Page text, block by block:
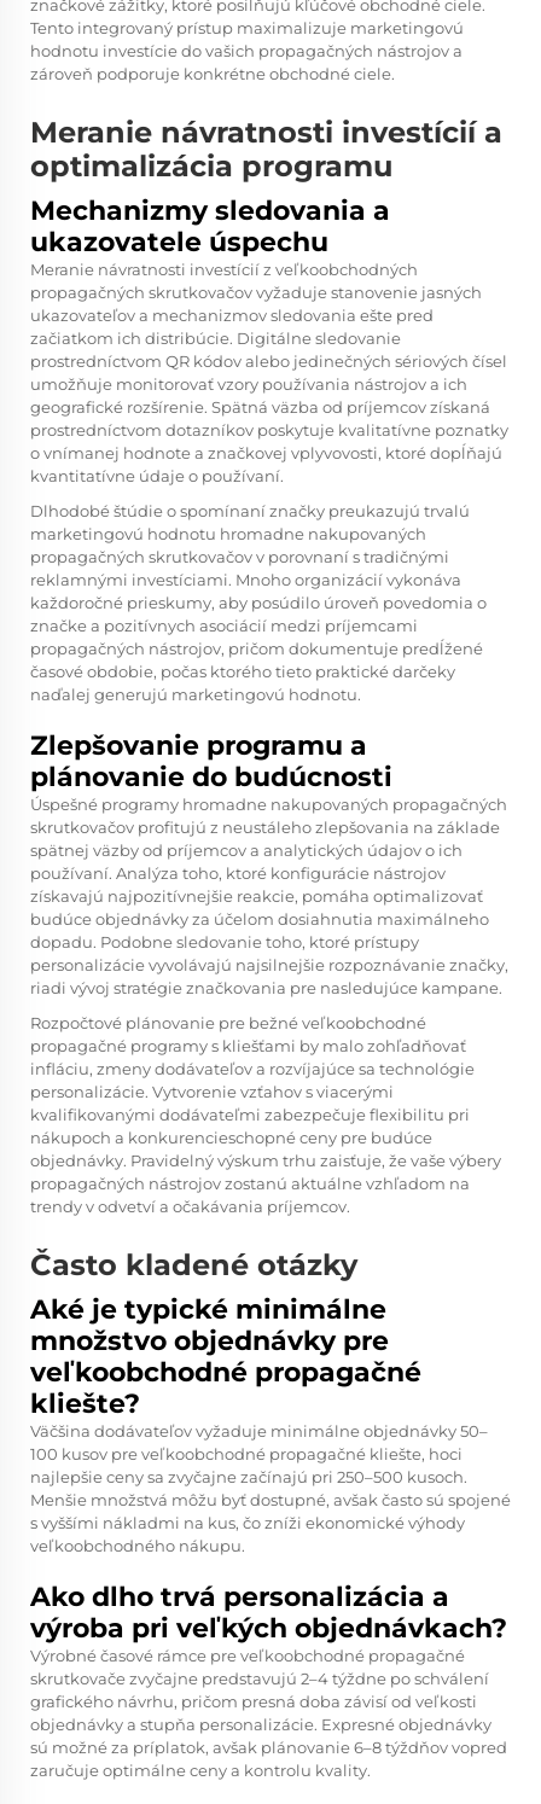
značkové zážitky, ktoré posilňujú kľúčové obchodné ciele.
Tento integrovaný prístup maximalizuje marketingovú
hodnotu investície do vašich propagačných nástrojov a
zároveň podporuje konkrétne obchodné ciele.
Meranie návratnosti investícií a
optimalizácia programu
Mechanizmy sledovania a
ukazovatele úspechu
Meranie návratnosti investícií z veľkoobchodných
propagačných skrutkovačov vyžaduje stanovenie jasných
ukazovateľov a mechanizmov sledovania ešte pred
začiatkom ich distribúcie. Digitálne sledovanie
prostredníctvom QR kódov alebo jedinečných sériových čísel
umožňuje monitorovať vzory používania nástrojov a ich
geografické rozšírenie. Spätná väzba od príjemcov získaná
prostredníctvom dotazníkov poskytuje kvalitatívne poznatky
o vnímanej hodnote a značkovej vplyvovosti, ktoré dopĺňajú
kvantitatívne údaje o používaní.
Dlhodobé štúdie o spomínaní značky preukazujú trvalú
marketingovú hodnotu hromadne nakupovaných
propagačných skrutkovačov v porovnaní s tradičnými
reklamnými investíciami. Mnoho organizácií vykonáva
každoročné prieskumy, aby posúdilo úroveň povedomia o
značke a pozitívnych asociácií medzi príjemcami
propagačných nástrojov, pričom dokumentuje predĺžené
časové obdobie, počas ktorého tieto praktické darčeky
naďalej generujú marketingovú hodnotu.
Zlepšovanie programu a
plánovanie do budúcnosti
Úspešné programy hromadne nakupovaných propagačných
skrutkovačov profitujú z neustáleho zlepšovania na základe
spätnej väzby od príjemcov a analytických údajov o ich
používaní. Analýza toho, ktoré konfigurácie nástrojov
získavajú najpozitívnejšie reakcie, pomáha optimalizovať
budúce objednávky za účelom dosiahnutia maximálneho
dopadu. Podobne sledovanie toho, ktoré prístupy
personalizácie vyvolávajú najsilnejšie rozpoznávanie značky,
riadi vývoj stratégie značkovania pre nasledujúce kampane.
Rozpočtové plánovanie pre bežné veľkoobchodné
propagačné programy s kliešťami by malo zohľadňovať
infláciu, zmeny dodávateľov a rozvíjajúce sa technológie
personalizácie. Vytvorenie vzťahov s viacerými
kvalifikovanými dodávateľmi zabezpečuje flexibilitu pri
nákupoch a konkurencieschopné ceny pre budúce
objednávky. Pravidelný výskum trhu zaisťuje, že vaše výbery
propagačných nástrojov zostanú aktuálne vzhľadom na
trendy v odvetví a očakávania príjemcov.
Často kladené otázky
Aké je typické minimálne
množstvo objednávky pre
veľkoobchodné propagačné
kliešte?
Väčšina dodávateľov vyžaduje minimálne objednávky 50–
100 kusov pre veľkoobchodné propagačné kliešte, hoci
najlepšie ceny sa zvyčajne začínajú pri 250–500 kusoch.
Menšie množstvá môžu byť dostupné, avšak často sú spojené
s vyššími nákladmi na kus, čo zníži ekonomické výhody
veľkoobchodného nákupu.
Ako dlho trvá personalizácia a
výroba pri veľkých objednávkach?
Výrobné časové rámce pre veľkoobchodné propagačné
skrutkovače zvyčajne predstavujú 2–4 týždne po schválení
grafického návrhu, pričom presná doba závisí od veľkosti
objednávky a stupňa personalizácie. Expresné objednávky
sú možné za príplatok, avšak plánovanie 6–8 týždňov vopred
zaručuje optimálne ceny a kontrolu kvality.